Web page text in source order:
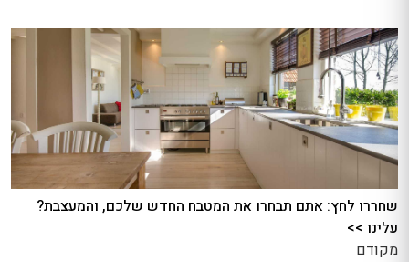
שחררו לחץ: אתם תבחרו את המטבח החדש שלכם, והמעצבת?
עלינו >>
מקודם